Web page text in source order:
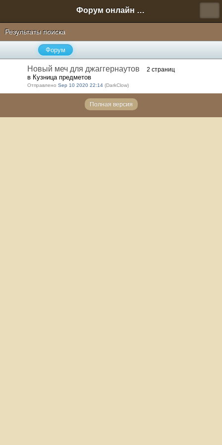
Форум онлайн игры "Новая Эра" (Нюра Биз)
Результаты поиска
Форум
Новый меч для джаггернаутов 2 страниц
в Кузница предметов
Отправлено Sep 10 2020 22:14 (DarkClow)
Полная версия